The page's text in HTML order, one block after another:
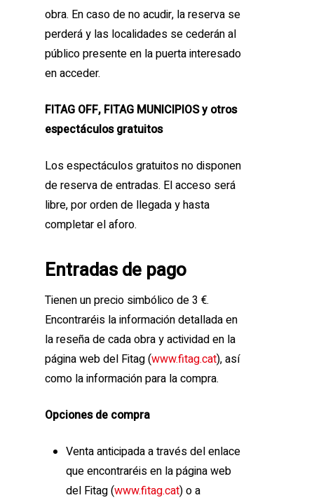
obra. En caso de no acudir, la reserva se
perderá y las localidades se cederán al
público presente en la puerta interesado
en acceder.
FITAG OFF, FITAG MUNICIPIOS y otros
espectáculos gratuitos
Los espectáculos gratuitos no disponen
de reserva de entradas. El acceso será
libre, por orden de llegada y hasta
completar el aforo.
Entradas de pago
Tienen un precio simbólico de 3 €.
Encontraréis la información detallada en
la reseña de cada obra y actividad en la
página web del Fitag (www.fitag.cat), así
como la información para la compra.
Opciones de compra
Venta anticipada a través del enlace
que encontraréis en la página web
del Fitag (www.fitag.cat) o a